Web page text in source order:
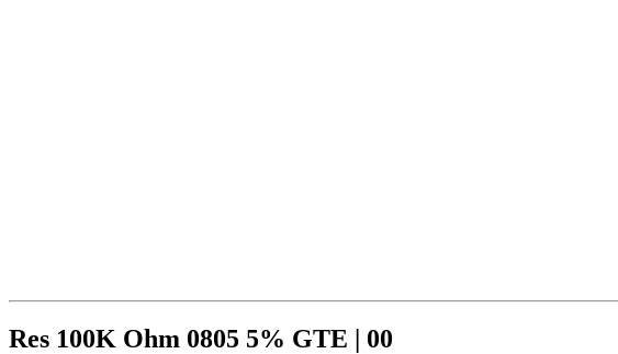
Res 100K Ohm 0805 5% GTE | 00